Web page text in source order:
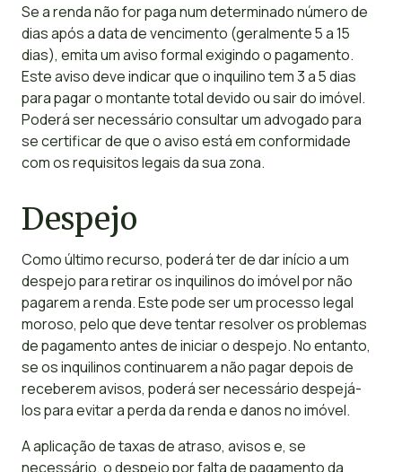
Se a renda não for paga num determinado número de
dias após a data de vencimento (geralmente 5 a 15
dias), emita um aviso formal exigindo o pagamento.
Este aviso deve indicar que o inquilino tem 3 a 5 dias
para pagar o montante total devido ou sair do imóvel.
Poderá ser necessário consultar um advogado para
se certificar de que o aviso está em conformidade
com os requisitos legais da sua zona.
Despejo
Como último recurso, poderá ter de dar início a um
despejo para retirar os inquilinos do imóvel por não
pagarem a renda. Este pode ser um processo legal
moroso, pelo que deve tentar resolver os problemas
de pagamento antes de iniciar o despejo. No entanto,
se os inquilinos continuarem a não pagar depois de
receberem avisos, poderá ser necessário despejá-
los para evitar a perda da renda e danos no imóvel.
A aplicação de taxas de atraso, avisos e, se
necessário, o despejo por falta de pagamento da